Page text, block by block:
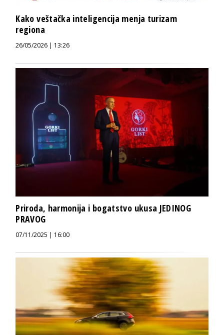
Kako veštačka inteligencija menja turizam
regiona
26/05/2026 | 13:26
Priroda, harmonija i bogatstvo ukusa JEDINOG
PRAVOG
07/11/2025 | 16:00